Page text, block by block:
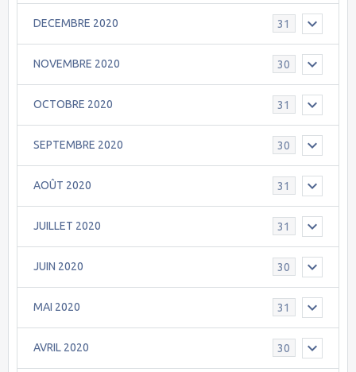
DECEMBRE 2020 31
NOVEMBRE 2020 30
OCTOBRE 2020 31
SEPTEMBRE 2020 30
AOÛT 2020 31
JUILLET 2020 31
JUIN 2020 30
MAI 2020 31
AVRIL 2020 30